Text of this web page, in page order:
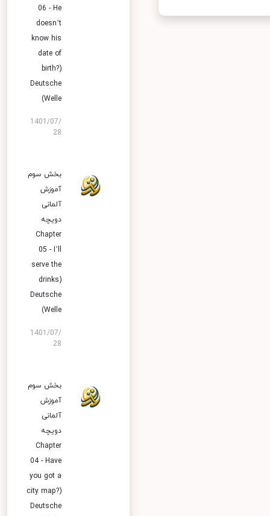
06 - He
doesn’t
know his
date of
birth?)
Deutsche
Welle)
1401/07/
28
بخش سوم
آموزش
آلمانی
دویچه
Chapter
05 - I’ll
serve the
drinks)
Deutsche
Welle)
1401/07/
28
بخش سوم
آموزش
آلمانی
دویچه
Chapter
04 - Have
you got a
city map?)
Deutsche